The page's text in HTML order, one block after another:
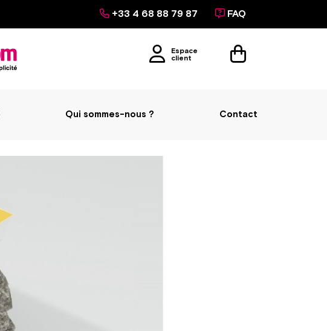
+33 4 68 88 79 87 FAQ
Espace
client
Qui sommes-nous ? Contact